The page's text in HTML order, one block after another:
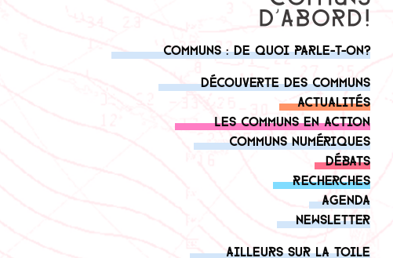
Communs : de quoi parle-t-on?
Découverte des communs
Actualités
Les communs en action
Communs numériques
Débats
Recherches
Agenda
Newsletter
Ailleurs sur la toile